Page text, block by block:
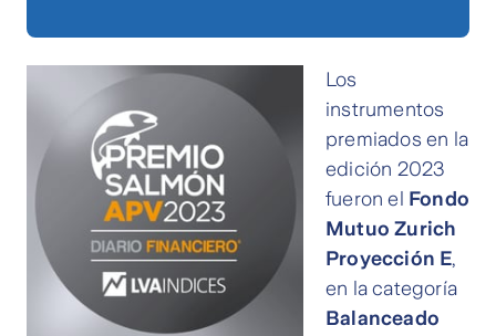
Los
instrumentos
premiados en la
edición 2023
fueron el Fondo
Mutuo Zurich
Proyección E,
en la categoría
Balanceado